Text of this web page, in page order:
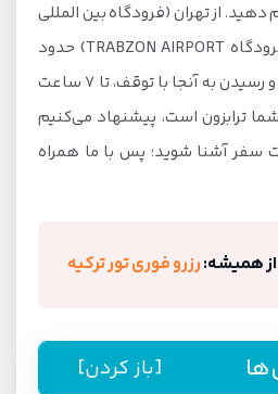
دهید. از تهران (فرودگاه بین المللی
امام خمینی) تا ترابزون (فرودگاه TRABZON AIRPORT) حدود
1500 کیلومتر فاصله است و رسیدن به آنجا با توقف، تا 7 ساعت
ترابزون است، پیشنهاد می‌کنیم
سفر آشنا شوید؛ پس با ما همراه
از همیشه:رزرو فوری تور ترکیه
[باز کردن]